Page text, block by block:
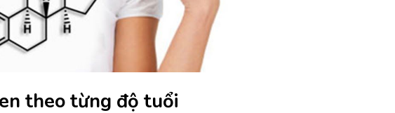
theo từng độ tuổi